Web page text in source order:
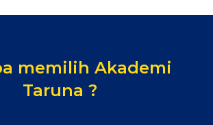
memilih Akademi
Taruna ?